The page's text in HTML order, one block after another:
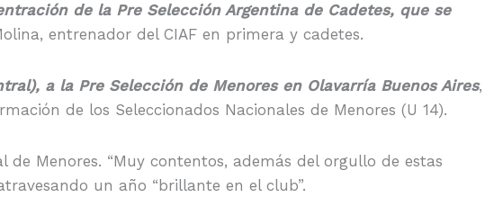
de la Pre Selección Argentina de Cadetes, que se
entrenador del CIAF en primera y cadetes.
a la Pre Selección de Menores en Olavarría Buenos Aires,
de los Seleccionados Nacionales de Menores (U 14).
Menores. “Muy contentos, además del orgullo de estas
un año “brillante en el club”.